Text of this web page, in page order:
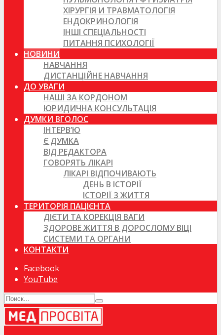
ХІРУРГІЯ И ТРАВМАТОЛОГІЯ
ЕНДОКРИНОЛОГІЯ
ІНШІ СПЕЦІАЛЬНОСТІ
ПИТАННЯ ПСИХОЛОГІЇ
НОВИНИ
НАВЧАННЯ
ДИСТАНЦІЙНЕ НАВЧАННЯ
ДО УВАГИ
НАШІ ЗА КОРДОНОМ
ЮРИДИЧНА КОНСУЛЬТАЦІЯ
ДУМКИ ВГОЛОС
ІНТЕРВ’Ю
Є ДУМКА
ВІД РЕДАКТОРА
ГОВОРЯТЬ ЛІКАРІ
ЛІКАРІ ВІДПОЧИВАЮТЬ
ДЕНЬ В ІСТОРІЇ
ІСТОРІЇ З ЖИТТЯ
ТЕРИТОРІЯ ПАЦІЄНТА
ДІЄТИ ТА КОРЕКЦІЯ ВАГИ
ЗДОРОВЕ ЖИТТЯ В ДОРОСЛОМУ ВІЦІ
СИСТЕМИ ТА ОРГАНИ
КОНТАКТИ
Facebook
YouTube